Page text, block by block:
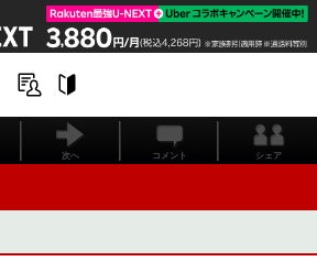
次へ コメント シェア